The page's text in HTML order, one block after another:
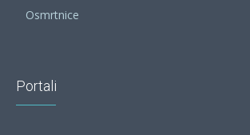
Osmrtnice
Portali